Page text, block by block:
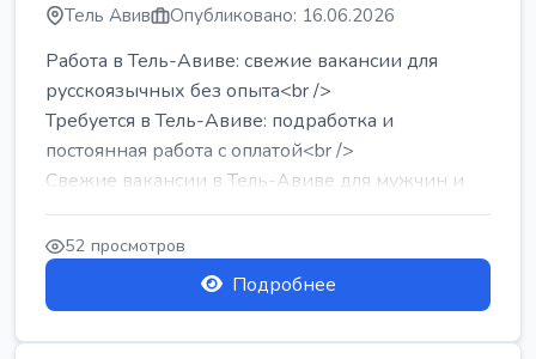
Тель Авив Опубликовано: 16.06.2026
Работа в Тель-Авиве: свежие вакансии для
русскоязычных без опыта<br />
Требуется в Тель-Авиве: подработка и
постоянная работа с оплатой<br />
Свежие вакансии в Тель-Авиве для мужчин и
женщин от хозя...
52 просмотров
Подробнее